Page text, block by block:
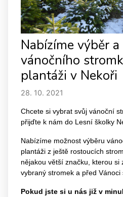
Nabízíme výběr
vánočního
plantáži v Nekoři
28. 10. 2021
Chcete si vybrat svůj vánoční
přijďte k nám do Lesní školky
Nabízíme možnost výběru
plantáži z ještě rostoucích
nějakou větší značku, kterou si
vybraný stromek a před Vánoci
Pokud jste si u nás již v